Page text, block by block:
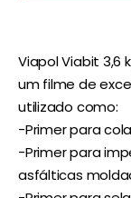
Viapol Viabit 3,6
um filme de
utilizado como:
-Primer para
-Primer para
asfálticas